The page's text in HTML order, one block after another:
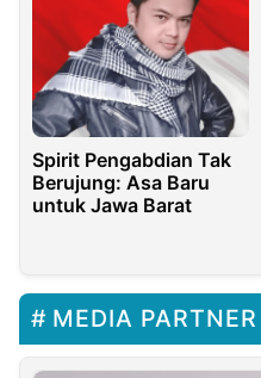
Spirit Pengabdian Tak
Berujung: Asa Baru
untuk Jawa Barat
MEDIA PARTNER